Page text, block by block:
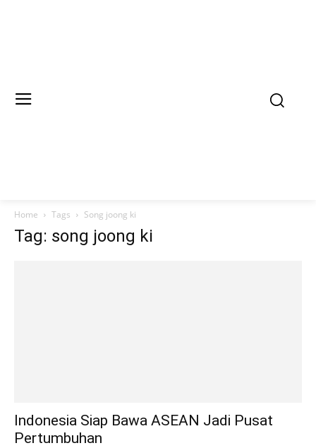
Home Tags Song joong ki
Tag: song joong ki
Indonesia Siap Bawa ASEAN Jadi Pusat
Pertumbuhan